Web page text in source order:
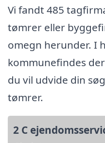
Vi fandt 485
tømrer eller
omegn herunder. I
kommunefindes
du vil udvide din
tømrer.
2 C